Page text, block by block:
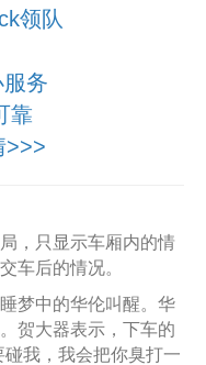
领队
务
靠
>>>
，只显示车厢内的情
车后的情况。
梦中的华伦叫醒。华
贺大器表示，下车的
我，我会把你臭打一